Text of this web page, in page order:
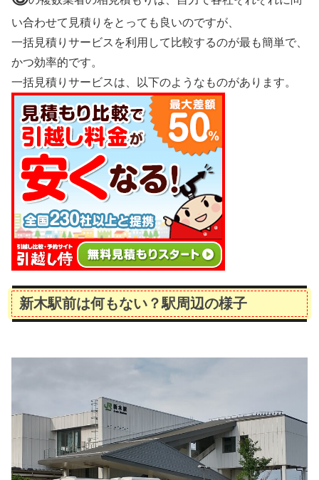
い合わせて見積りをとっても良いのですが、
一括見積りサービスを利用して比較するのが最も簡単で、
かつ効率的です。
一括見積りサービスは、以下のようなものがあります。
新木駅前は何もない？駅周辺の様子